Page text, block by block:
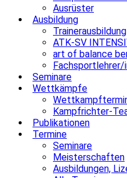
Ausrüster
Ausbildung
Trainerausbildung
ATK-SV
art of balance
Fachsportlehrer/
Seminare
Wettkämpfe
Kampfrichter-
Publikationen
Termine
Seminare
Meisterschaften
Ausbildungen,